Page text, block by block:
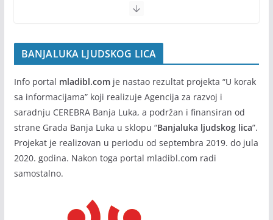
BANJALUKA LJUDSKOG LICA
Info portal mladibl.comje nastao rezultat projekta “U korak
sa informacijama” koji realizuje Agencija za razvoj i
saradnju CEREBRA Banja Luka, a podržan i finansiran od
strane Grada Banja Luka u sklopu “Banjaluka ljudskog lica”.
Projekat je realizovan u periodu od septembra 2019. do jula
2020. godina. Nakon toga portal mladibl.com radi
samostalno.